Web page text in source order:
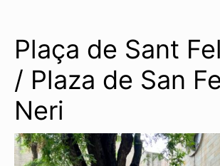
Plaça de Sant
/ Plaza de San
Neri